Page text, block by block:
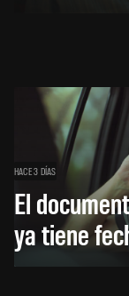
HACE 3 DÍAS
El
ya tiene